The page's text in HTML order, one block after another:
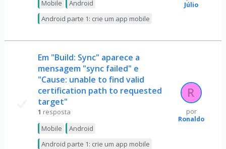
Mobile
Android
Android parte 1: crie um app mobile
Júlio
Em "Build: Sync" aparece a
mensagem "sync failed" e
"Cause: unable to find valid
certification path to requested
target"
1 resposta
Mobile
Android
Android parte 1: crie um app mobile
por
Ronaldo